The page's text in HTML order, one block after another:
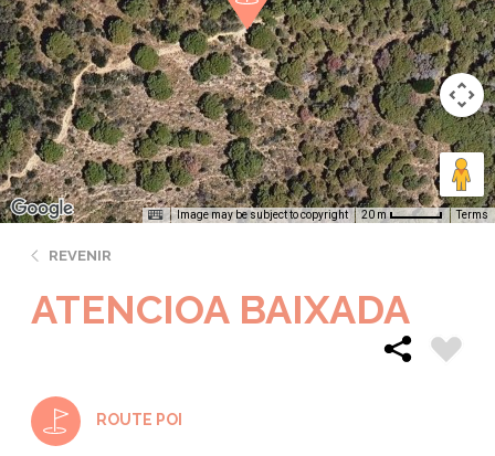
Image may be subject to copyright 20 m Terms
REVENIR
ATENCIOA BAIXADA
ROUTE POI